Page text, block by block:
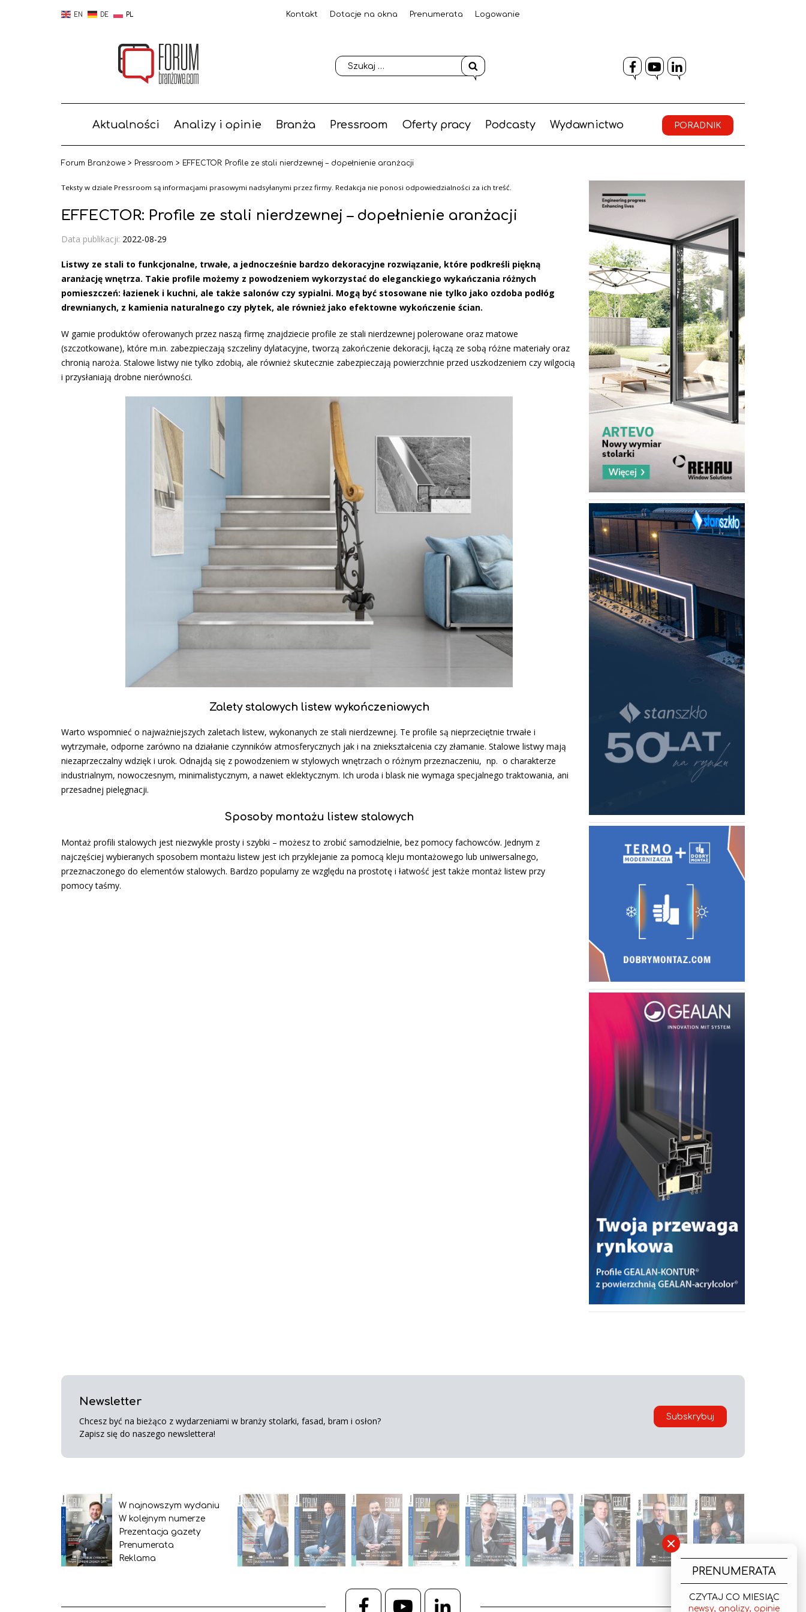
EN DE PL Kontakt Dotacje na okna Prenumerata Logowanie
Facebook
YouTube
LinkedIn
Aktualności Analizy i opinie Branża Pressroom Oferty pracy Podcasty Wydawnictwo PORADNIK
Forum Branżowe > Pressroom > EFFECTOR: Profile ze stali nierdzewnej – dopełnienie aranżacji
Teksty w dziale Pressroom są informacjami prasowymi nadsyłanymi przez firmy. Redakcja nie ponosi odpowiedzialności za ich treść.
EFFECTOR: Profile ze stali nierdzewnej – dopełnienie aranżacji
Data publikacji: 2022-08-29
Listwy ze stali to funkcjonalne, trwałe, a jednocześnie bardzo dekoracyjne rozwiązanie, które podkreśli piękną
aranżację wnętrza. Takie profile możemy z powodzeniem wykorzystać do eleganckiego wykańczania różnych
pomieszczeń: łazienek i kuchni, ale także salonów czy sypialni. Mogą być stosowane nie tylko jako ozdoba podłóg
drewnianych, z kamienia naturalnego czy płytek, ale również jako efektowne wykończenie ścian.
W gamie produktów oferowanych przez naszą firmę znajdziecie profile ze stali nierdzewnej polerowane oraz matowe
(szczotkowane), które m.in. zabezpieczają szczeliny dylatacyjne, tworzą zakończenie dekoracji, łączą ze sobą różne materiały oraz
chronią naroża. Stalowe listwy nie tylko zdobią, ale również skutecznie zabezpieczają powierzchnie przed uszkodzeniem czy wilgocią
i przysłaniają drobne nierówności.
Zalety stalowych listew wykończeniowych
Warto wspomnieć o najważniejszych zaletach listew, wykonanych ze stali nierdzewnej. Te profile są nieprzeciętnie trwałe i
wytrzymałe, odporne zarówno na działanie czynników atmosferycznych jak i na zniekształcenia czy złamanie. Stalowe listwy mają
niezaprzeczalny wdzięk i urok. Odnajdą się z powodzeniem w stylowych wnętrzach o różnym przeznaczeniu, np. o charakterze
industrialnym, nowoczesnym, minimalistycznym, a nawet eklektycznym. Ich uroda i blask nie wymaga specjalnego traktowania, ani
przesadnej pielęgnacji.
Sposoby montażu listew stalowych
Montaż profili stalowych jest niezwykle prosty i szybki – możesz to zrobić samodzielnie, bez pomocy fachowców. Jednym z
najczęściej wybieranych sposobem montażu listew jest ich przyklejanie za pomocą kleju montażowego lub uniwersalnego,
przeznaczonego do elementów stalowych. Bardzo popularny ze względu na prostotę i łatwość jest także montaż listew przy
pomocy taśmy.
Newsletter
Chcesz być na bieżąco z wydarzeniami w branży stolarki, fasad, bram i osłon?
Zapisz się do naszego newslettera!
Subskrybuj
W najnowszym wydaniu
W kolejnym numerze
Prezentacja gazety
Prenumerata
Reklama
FacebookYouTube
LinkedIn
×
PRENUMERATA
CZYTAJ CO MIESIĄC
newsy, analizy, opinie